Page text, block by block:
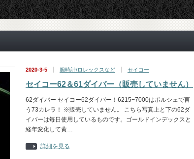
2020-3-5 腕時計/ロレックスなど セイコー
セイコー62＆61ダイバー（販売していません）
62ダイバー セイコー62ダイバー！6215−7000はポルシェで言
う73カレラ！ ※販売していません。 こちら写真上と下の62ダ
イバーは毎日使用しているものです。ゴールドインデックスと
経年変化して黄…
詳細を見る